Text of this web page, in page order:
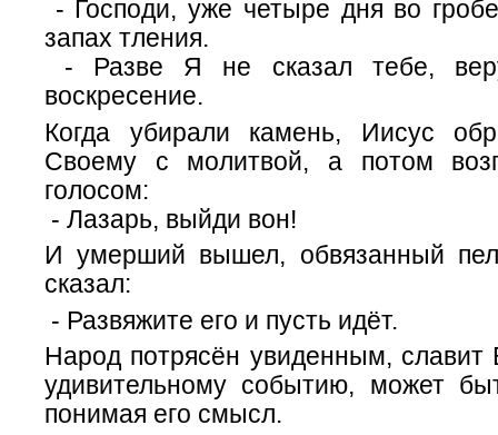
- Господи, уже четыре дня во
запах тления.
- Разве Я не сказал тебе,
воскресение.
Когда убирали камень, Иисус
Своему с молитвой, а потом
голосом:
- Лазарь, выйди вон!
И умерший вышел, обвязанный
сказал:
- Развяжите его и пусть идёт.
Народ потрясён увиденным, славит
удивительному событию, может
понимая его смысл.